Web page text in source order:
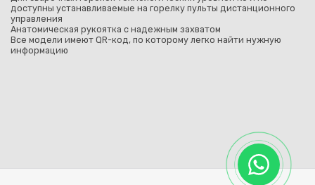
доступны устанавливаемые на горелку пульты дистанционного
управления
Анатомическая рукоятка с надежным захватом
Все модели имеют QR-код, по которому легко найти нужную
информацию